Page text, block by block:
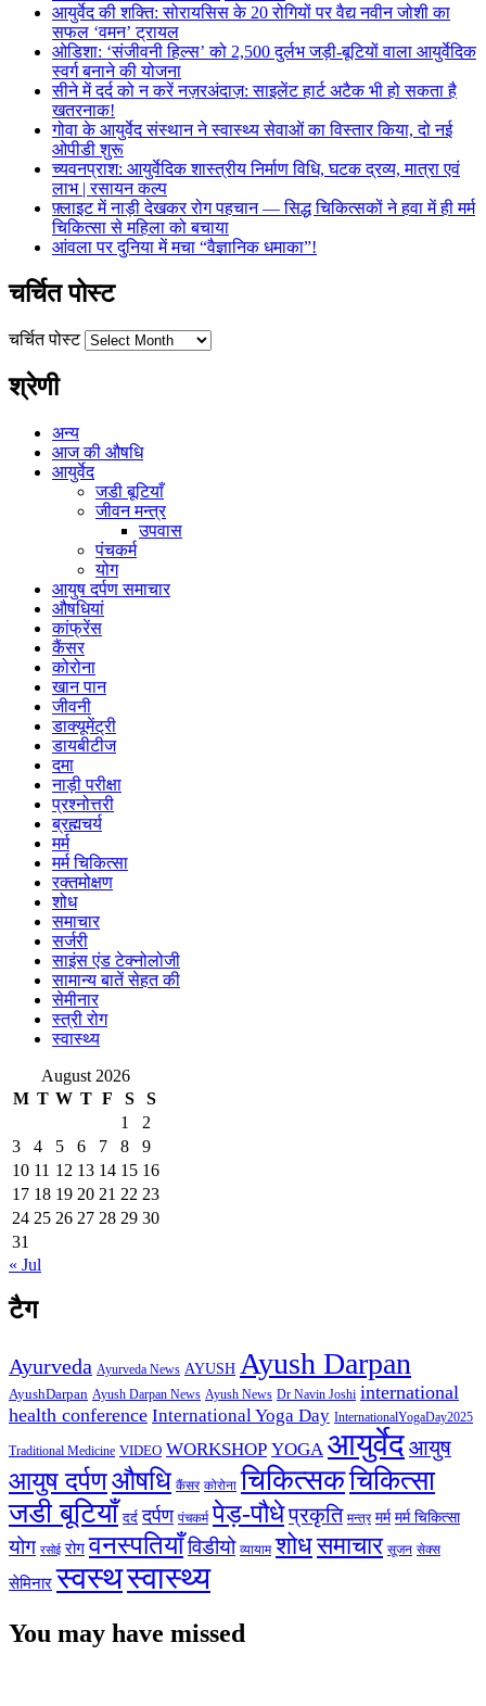
आयुर्वेद की शक्ति: सोरायसिस के 20 रोगियों पर वैद्य नवीन जोशी का
सफल ‘वमन’ ट्रायल
ओडिशा: ‘संजीवनी हिल्स’ को 2,500 दुर्लभ जड़ी-बूटियों वाला आयुर्वेदिक
स्वर्ग बनाने की योजना
सीने में दर्द को न करें नज़रअंदाज़: साइलेंट हार्ट अटैक भी हो सकता है
खतरनाक!
गोवा के आयुर्वेद संस्थान ने स्वास्थ्य सेवाओं का विस्तार किया, दो नई
ओपीडी शुरू
च्यवनप्राश: आयुर्वेदिक शास्त्रीय निर्माण विधि, घटक द्रव्य, मात्रा एवं
लाभ | रसायन कल्प
फ़्लाइट में नाड़ी देखकर रोग पहचान — सिद्ध चिकित्सकों ने हवा में ही मर्म
चिकित्सा से महिला को बचाया
आंवला पर दुनिया में मचा “वैज्ञानिक धमाका”!
चर्चित पोस्ट
चर्चित पोस्ट
श्रेणी
अन्य
आज की औषधि
आयुर्वेद
जडी बूटियाँ
जीवन मन्त्र
उपवास
पंचकर्म
योग
आयुष दर्पण समाचार
औषधियां
कांफ्रेंस
कैंसर
कोरोना
खान पान
जीवनी
डाक्यूमेंट्री
डायबीटीज
दमा
नाड़ी परीक्षा
प्रश्नोत्तरी
ब्रह्मचर्य
मर्म
मर्म चिकित्सा
रक्तमोक्षण
शोध
समाचार
सर्जरी
साइंस एंड टेक्नोलोजी
सामान्य बातें सेहत की
सेमीनार
स्त्री रोग
स्वास्थ्य
August 2026
M T W T F S
S
1
2
3
4 5 6 7 8
9
10 11 12 13 14 15 16
17 18 19 20 21 22 23
24 25 26 27 28 29 30
31
« Jul
टैग
Ayurveda Ayurveda News AYUSH Ayush Darpan
AyushDarpan Ayush Darpan News Ayush News Dr Navin Joshi international
health conference International Yoga Day InternationalYogaDay2025
Traditional Medicine VIDEO WORKSHOP YOGA आयुर्वेदआयुष
आयुष दर्पणऔषधि कैंसर कोरोना चिकित्सकचिकित्सा
जडी बूटियाँ दर्द दर्पण पंचकर्म पेड़-पौधेप्रकृति मन्त्र मर्म मर्म चिकित्सा
योग रसोई रोग वनस्पतियाँविडीयो व्यायाम शोधसमाचार सूजन सेक्स
सेमिनार स्वस्थस्वास्थ्य
You may have missed